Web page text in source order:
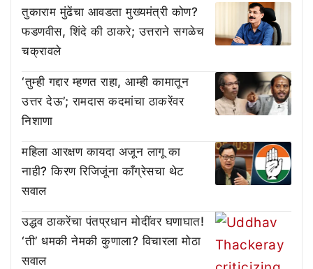
तुकाराम मुंढेंचा आवडता मुख्यमंत्री कोण?
फडणवीस, शिंदे की ठाकरे; उत्तराने सगळेच
चक्रावले
‘तुम्ही गद्दार म्हणत राहा, आम्ही कामातून
उत्तर देऊ’; रामदास कदमांचा ठाकरेंवर
निशाणा
महिला आरक्षण कायदा अजून लागू का
नाही? किरण रिजिजूंना काँग्रेसचा थेट
सवाल
उद्धव ठाकरेंचा पंतप्रधान मोदींवर घणाघात!
‘ती’ धमकी नेमकी कुणाला? विचारला मोठा
सवाल